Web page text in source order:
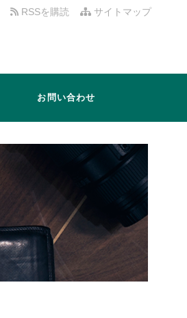
サイトマップ
RSSを購読
お問い合わせ